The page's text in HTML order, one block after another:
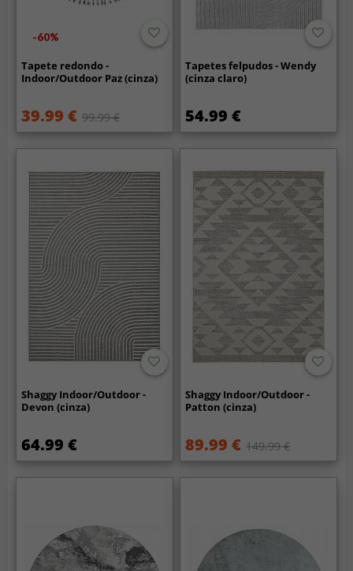
-60%
Tapete redondo -
Indoor/Outdoor Paz (cinza)
39.99 € 99.99 €
Tapetes felpudos - Wendy
(cinza claro)
54.99 €
Shaggy Indoor/Outdoor -
Devon (cinza)
64.99 €
Shaggy Indoor/Outdoor -
Patton (cinza)
89.99 € 149.99 €